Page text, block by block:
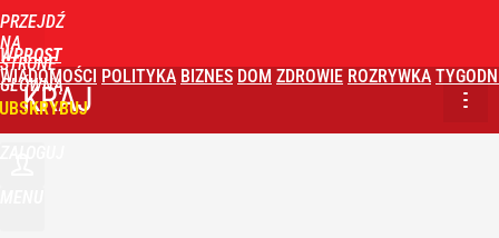
PRZEJDŹ
NA
STRONĘ
GŁÓWNĄ
WPROST
WIADOMOŚCI POLITYKA BIZNES DOM ZDROWIE ROZRYWKA
KRAJ